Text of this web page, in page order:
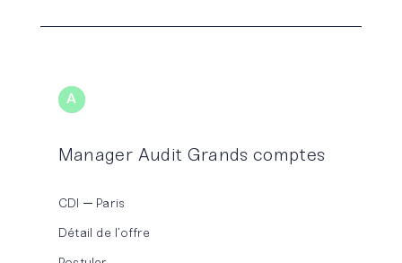
A UDIT
Manager Audit Grands comptes
CDI Paris
Détail de l’offre